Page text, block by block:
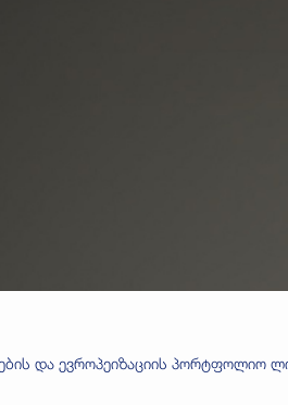
და ევროპეიზაციის პორტფოლიო